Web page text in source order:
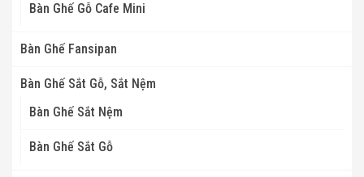
Bàn Ghế Gỗ Cafe Mini
Bàn Ghế Fansipan
Bàn Ghế Sắt Gỗ, Sắt Nệm
Bàn Ghế Sắt Nệm
Bàn Ghế Sắt Gỗ